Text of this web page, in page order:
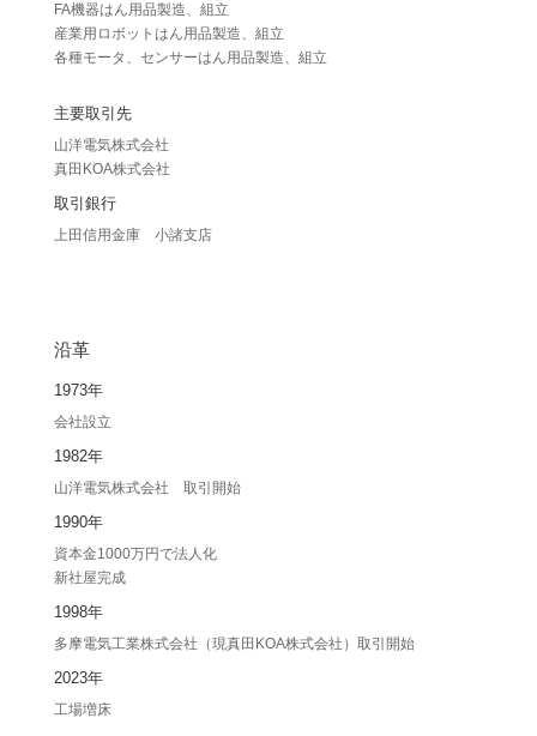
FA機器はん用品製造、組立
産業用ロボットはん用品製造、組立
各種モータ、センサーはん用品製造、組立
主要取引先
山洋電気株式会社
真田KOA株式会社
取引銀行
上田信用金庫 小諸支店
沿革
1973年
会社設立
1982年
山洋電気株式会社 取引開始
1990年
資本金1000万円で法人化
新社屋完成
1998年
多摩電気工業株式会社（現真田KOA株式会社）取引開始
2023年
工場増床